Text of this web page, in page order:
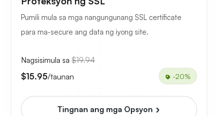
Pumili mula sa mga nangungunang SSL certificate
para ma-secure ang data ng iyong site.
Nagsisimula sa $19.94
$15.95/taunan -20%
Tingnan ang mga Opsyon